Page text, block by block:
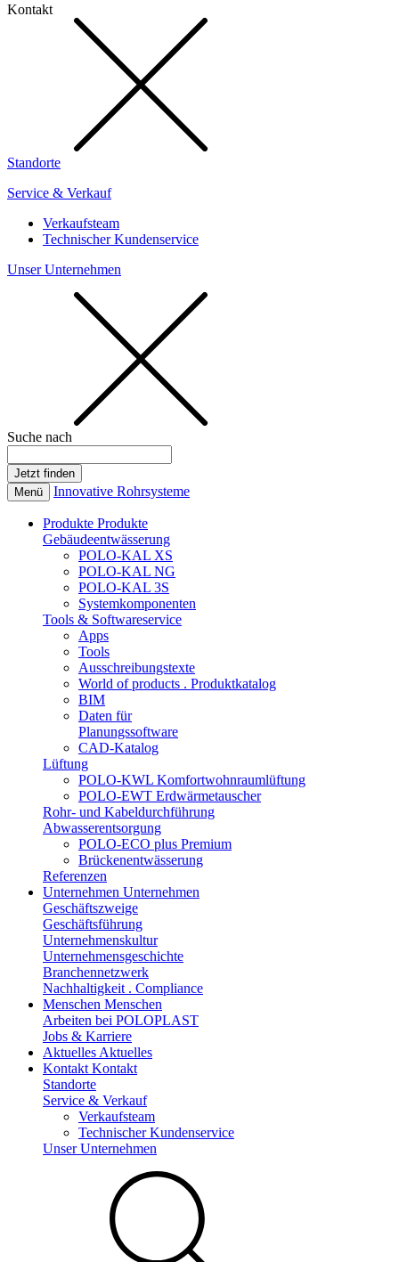
Kontakt
Standorte
Service & Verkauf
Verkaufsteam
Technischer Kundenservice
Unser Unternehmen
Suche nach
Menü Innovative Rohrsysteme
Produkte Produkte
Gebäudeentwässerung
POLO-KAL XS
POLO-KAL NG
POLO-KAL 3S
Systemkomponenten
Tools & Softwareservice
Apps
Tools
Ausschreibungstexte
World of products . Produktkatalog
BIM
Daten für
Planungssoftware
CAD-Katalog
Lüftung
POLO-KWL Komfortwohnraumlüftung
POLO-EWT Erdwärmetauscher
Rohr- und Kabeldurchführung
Abwasserentsorgung
POLO-ECO plus Premium
Brückenentwässerung
Referenzen
Unternehmen Unternehmen
Geschäftszweige
Geschäftsführung
Unternehmenskultur
Unternehmensgeschichte
Branchennetzwerk
Nachhaltigkeit . Compliance
Menschen Menschen
Arbeiten bei POLOPLAST
Jobs & Karriere
Aktuelles Aktuelles
Kontakt Kontakt
Standorte
Service & Verkauf
Verkaufsteam
Technischer Kundenservice
Unser Unternehmen